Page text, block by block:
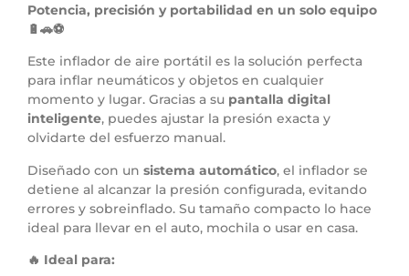
Potencia, precisión y portabilidad en un solo equipo
🔋🚗⚽
Este inflador de aire portátil es la solución perfecta
para inflar neumáticos y objetos en cualquier
momento y lugar. Gracias a su pantalla digital
inteligente, puedes ajustar la presión exacta y
olvidarte del esfuerzo manual.
Diseñado con un sistema automático, el inflador se
detiene al alcanzar la presión configurada, evitando
errores y sobreinflado. Su tamaño compacto lo hace
ideal para llevar en el auto, mochila o usar en casa.
🔥 Ideal para: